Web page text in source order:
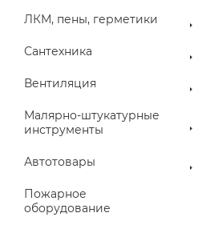
ЛКМ, пены, герметики
Сантехника
Вентиляция
Малярно-штукатурные
инструменты
Автотовары
Пожарное
оборудование